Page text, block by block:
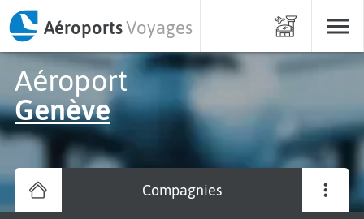
AéroportsVoyages
Aéroport
Genève
Compagnies